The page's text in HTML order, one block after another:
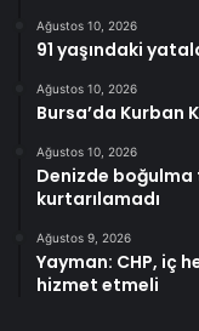
Ağustos 10, 2026
91 yaşındaki
Ağustos 10, 2026
Bursa’da Kurban
Ağustos 10, 2026
Denizde boğulma
kurtarılamadı
Ağustos 9, 2026
Yayman: CHP, iç
hizmet etmeli